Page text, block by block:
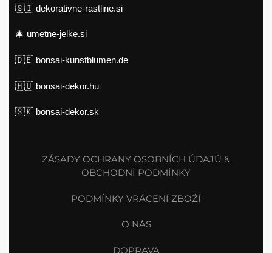
🇸🇮 dekorativne-rastline.si
🎄 umetne-jelke.si
🇩🇪 bonsai-kunstblumen.de
🇭🇺 bonsai-dekor.hu
🇸🇰 bonsai-dekor.sk
ZÁSADY OCHRANY OSOBNÍCH ÚDAJŮ &
OBCHODNÍ PODMÍNKY
PODMÍNKY VRÁCENÍ ZBOŽÍ
O NÁS
DOPRAVA